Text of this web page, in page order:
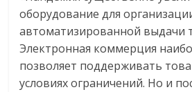
обсудить
эти
изменения
читателем.
оборудование для
автоматизированной выдачи
Электронная коммерция
позволяет поддерживать
условиях ограничений. Но и